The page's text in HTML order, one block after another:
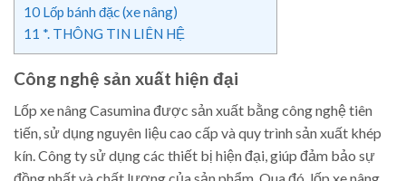
10 Lốp bánh đặc (xe nâng)
11 *. THÔNG TIN LIÊN HỆ
Công nghệ sản xuất hiện đại
Lốp xe nâng Casumina được sản xuất bằng công nghệ tiên
tiến, sử dụng nguyên liệu cao cấp và quy trình sản xuất khép
kín. Công ty sử dụng các thiết bị hiện đại, giúp đảm bảo sự